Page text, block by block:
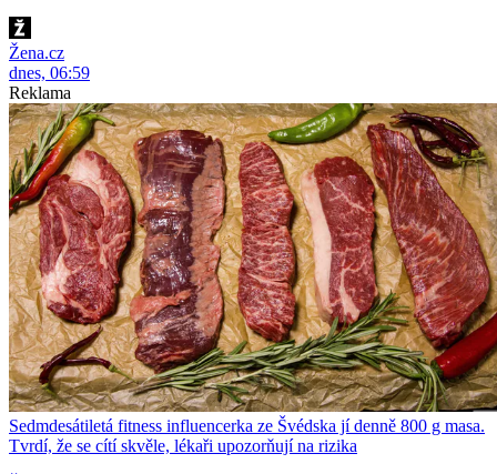
Žena.cz
dnes, 06:59
Reklama
Sedmdesátiletá fitness influencerka ze Švédska jí denně 800 g masa.
Tvrdí, že se cítí skvěle, lékaři upozorňují na rizika